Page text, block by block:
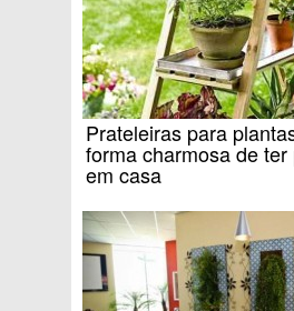
Prateleiras para
forma charmosa de
em casa